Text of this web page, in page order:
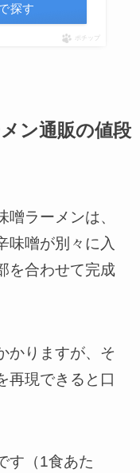
探す
ポチップ
ン通販の値段
ラーメンは、
味噌が別々に入
を合わせて完成
かりますが、そ
再現できると口
す（1食あた